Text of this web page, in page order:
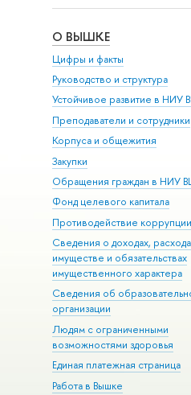
О ВЫШКЕ
Цифры и факты
Руководство и структура
Устойчивое развитие в НИУ
Преподаватели и сотрудники
Корпуса и общежития
Закупки
Обращения граждан в НИУ
Фонд целевого капитала
Противодействие коррупции
Сведения о доходах,
имуществе и обязательствах
имущественного характера
Сведения об
организации
Людям с ограниченными
возможностями здоровья
Единая платежная страница
Работа в Вышке